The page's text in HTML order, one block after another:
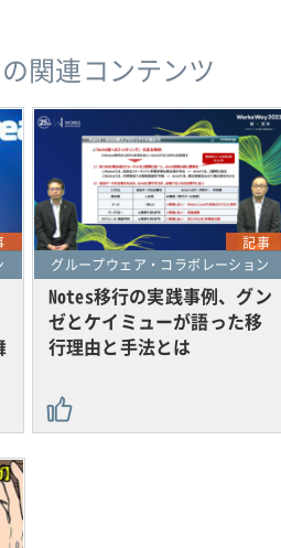
関連コンテンツ
記事
グループウェア・コラボレーション
Notes移行の実践事例、グン
ゼとケイミューが語った移
行理由と手法とは